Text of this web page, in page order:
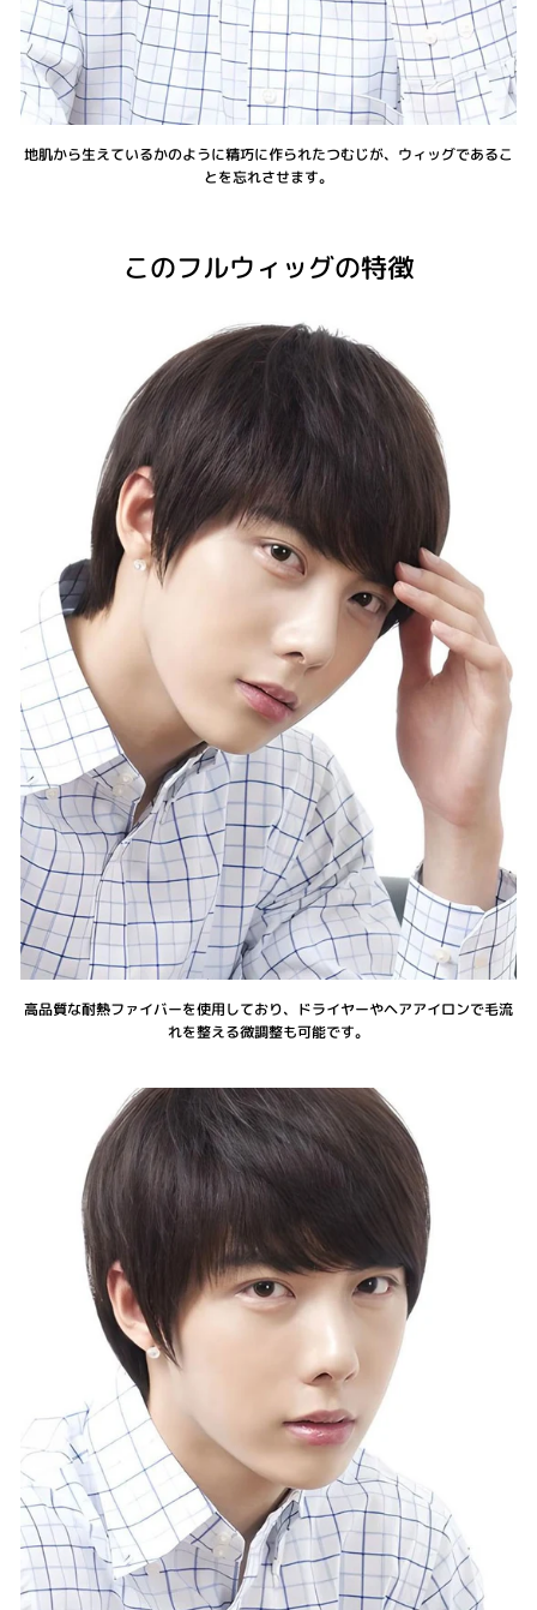
地肌から生えているかのように精巧に作られたつむじが、ウィッグであるこ
とを忘れさせます。
このフルウィッグの特徴
高品質な耐熱ファイバーを使用しており、ドライヤーやヘアアイロンで毛流
れを整える微調整も可能です。